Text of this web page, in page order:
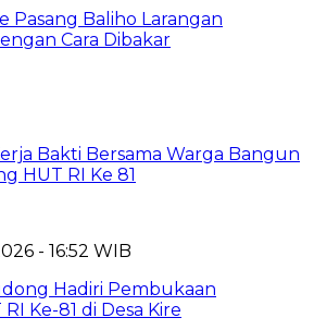
Pasang Baliho Larangan
Cara Dibakar
Bakti Bersama Warga Bangun
HUT RI Ke 81
- 16:52 WIB
Hadiri Pembukaan
Ke-81 di Desa Kire